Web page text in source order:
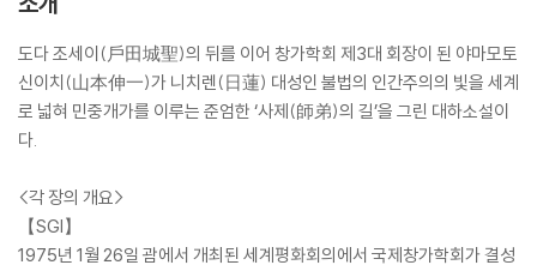
도다 조세이(戶田城聖)의 뒤를 이어 창가학회 제3대 회장이 된 야마모토
신이치(山本伸一)가 니치렌(日蓮) 대성인 불법의 인간주의의 빛을 세계
로 넓혀 민중개가를 이루는 준엄한 ‘사제(師弟)의 길’을 그린 대하소설이
다.
<각 장의 개요>
【SGI】
1975년 1월 26일 괌에서 개최된 세계평화회의에서 국제창가학회가 결성